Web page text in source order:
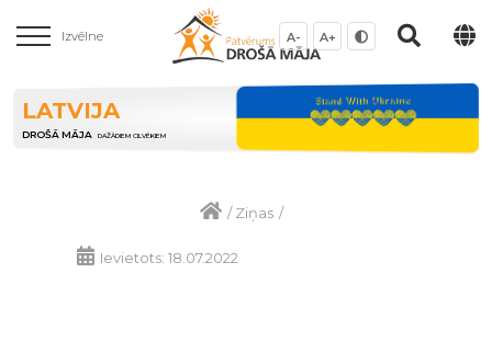
Izvēlne A- A+
LATVIJA
DROŠĀ MĀJA DAŽĀDIEM CILVĒKIEM
/Ziņas /
Ievietots: 18.07.2022